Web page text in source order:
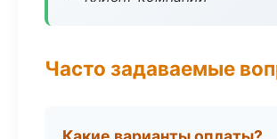
Часто задаваемые